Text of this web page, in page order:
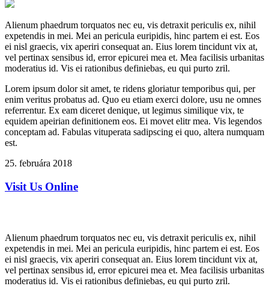
Alienum phaedrum torquatos nec eu, vis detraxit periculis ex, nihil
expetendis in mei. Mei an pericula euripidis, hinc partem ei est. Eos
ei nisl graecis, vix aperiri consequat an. Eius lorem tincidunt vix at,
vel pertinax sensibus id, error epicurei mea et. Mea facilisis urbanitas
moderatius id. Vis ei rationibus definiebas, eu qui purto zril.
Lorem ipsum dolor sit amet, te ridens gloriatur temporibus qui, per
enim veritus probatus ad. Quo eu etiam exerci dolore, usu ne omnes
referrentur. Ex eam diceret denique, ut legimus similique vix, te
equidem apeirian definitionem eos. Ei movet elitr mea. Vis legendos
conceptam ad. Fabulas vituperata sadipscing ei quo, altera numquam
est.
25. februára 2018
Visit Us Online
Alienum phaedrum torquatos nec eu, vis detraxit periculis ex, nihil
expetendis in mei. Mei an pericula euripidis, hinc partem ei est. Eos
ei nisl graecis, vix aperiri consequat an. Eius lorem tincidunt vix at,
vel pertinax sensibus id, error epicurei mea et. Mea facilisis urbanitas
moderatius id. Vis ei rationibus definiebas, eu qui purto zril.